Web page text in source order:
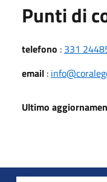
Punti di
telefono : 331
email :
Ultimo